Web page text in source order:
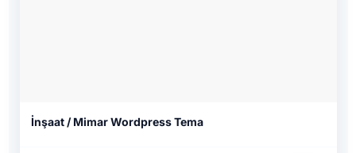
İnşaat / Mimar Wordpress Tema